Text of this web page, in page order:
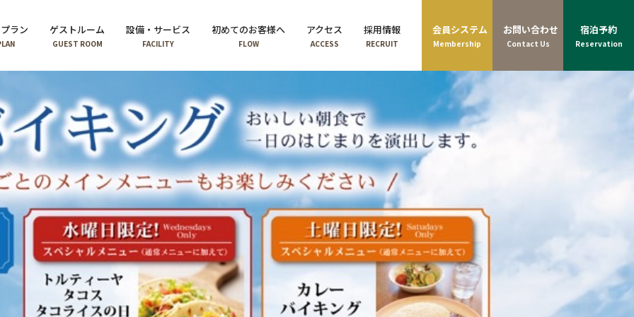
ラン ゲストルーム
GUEST ROOM
設備・サービス
FACILITY
初めてのお客様へ
FLOW
アクセス
ACCESS
採用情報
RECRUIT
会員システム
Membership
お問い合わせ
Contact Us
宿泊予約
Reservation